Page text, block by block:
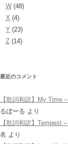
W (48)
X (4)
Y (23)
Z (14)
最近のコメント
【歌詞和訳】My Time
るぼーる より
【歌詞和訳】Tempest
名 より